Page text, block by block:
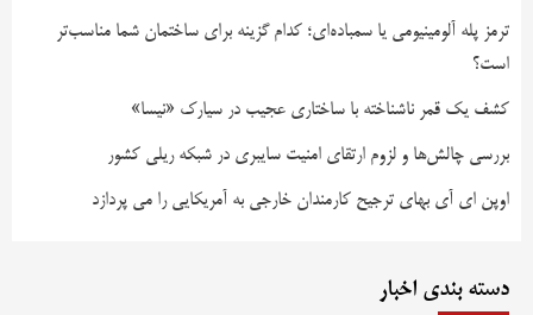
ترمز پله آلومینیومی یا سمباده‌ای؛ کدام گزینه برای ساختمان شما مناسب‌تر
است؟
کشف یک قمر ناشناخته با ساختاری عجیب در سیارک «نیسا»
بررسی چالش‌ها و لزوم ارتقای امنیت سایبری در شبکه ریلی کشور
اوپن ای آی بهای ترجیح کارمندان خارجی به آمریکایی را می پردازد
دسته بندی اخبار